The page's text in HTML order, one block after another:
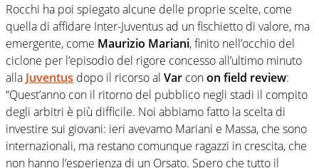
Rocchi ha poi spiegato alcune delle proprie scelte, come
quella di affidare Inter-Juventus ad un fischietto di valore, ma
emergente, come Maurizio Mariani, finito nell’occhio del
ciclone per l’episodio del rigore concesso all’ultimo minuto
alla Juventus dopo il ricorso al Var conon field review:
“Quest’anno con il ritorno del pubblico negli stadi il compito
degli arbitri è più difficile. Noi abbiamo fatto la scelta di
investire sui giovani: ieri avevamo Mariani e Massa, che sono
internazionali, ma restano comunque ragazzi in crescita, che
non hanno l’esperienza di un Orsato. Spero che tutto il